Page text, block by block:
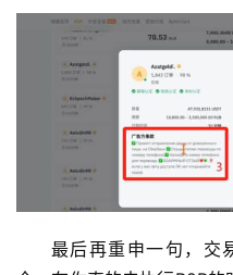
最后再重申一句，交